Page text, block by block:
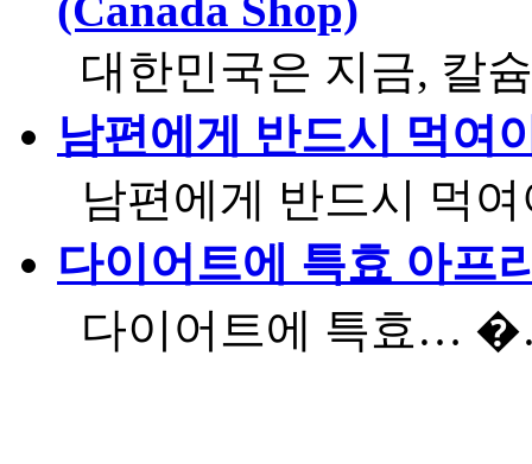
(Canada Shop)
대한민국은 지금,
남편에게 반드시 먹여
남편에게 반드시 먹
다이어트에 특효 아프
다이어트에 특효…